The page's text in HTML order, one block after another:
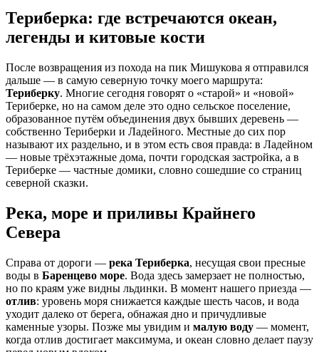
Териберка: где встречаются океан,
легенды и китовые кости
После возвращения из похода на пик Мишукова я отправился
дальше — в самую северную точку моего маршрута:
Териберку. Многие сегодня говорят о «старой» и «новой»
Териберке, но на самом деле это одно сельское поселение,
образованное путём объединения двух бывших деревень —
собственно Териберки и Ладейного. Местные до сих пор
называют их раздельно, и в этом есть своя правда: в Ладейном
— новые трёхэтажные дома, почти городская застройка, а в
Териберке — частные домики, словно сошедшие со страниц
северной сказки.
Река, море и приливы Крайнего
Севера
Справа от дороги — река Териберка, несущая свои пресные
воды в Баренцево море. Вода здесь замерзает не полностью,
но по краям уже видны льдинки. В момент нашего приезда —
отлив: уровень моря снижается каждые шесть часов, и вода
уходит далеко от берега, обнажая дно и причудливые
каменные узоры. Позже мы увидим и малую воду — момент,
когда отлив достигает максимума, и океан словно делает паузу